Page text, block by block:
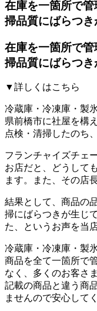
在庫を一箇所で
掃品質にばらつき
在庫を一箇所で
掃品質にばらつき
▼詳しくはこちら
冷蔵庫・冷凍庫・製
県前橋市に社屋を構
点検・清掃したのち
フランチャイズチェ
お店だと、どうして
ます。 また、その店
結果として、商品の
掃にばらつきが生じ
た、というお声を当
冷蔵庫・冷凍庫・製
商品を全て一箇所で
なく、多くのお客さ
記載の商品と違う商
ませんので安心して